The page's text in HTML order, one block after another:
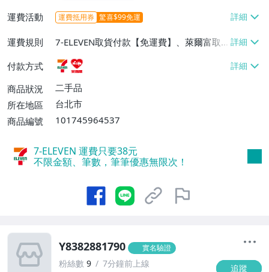
運費活動 運費抵用券 驚喜$99免運
運費規則
7-ELEVEN取貨付款【免運費】、萊爾富取
貨付款【免運費】
付款方式
商品狀況
二手品
所在地區
台北市
商品編號
101745964537
7-ELEVEN 運費只要38元
不限金額、筆數，筆筆優惠無限次！
Y8382881790 實名驗證
粉絲數 9 7分鐘前上線 追蹤